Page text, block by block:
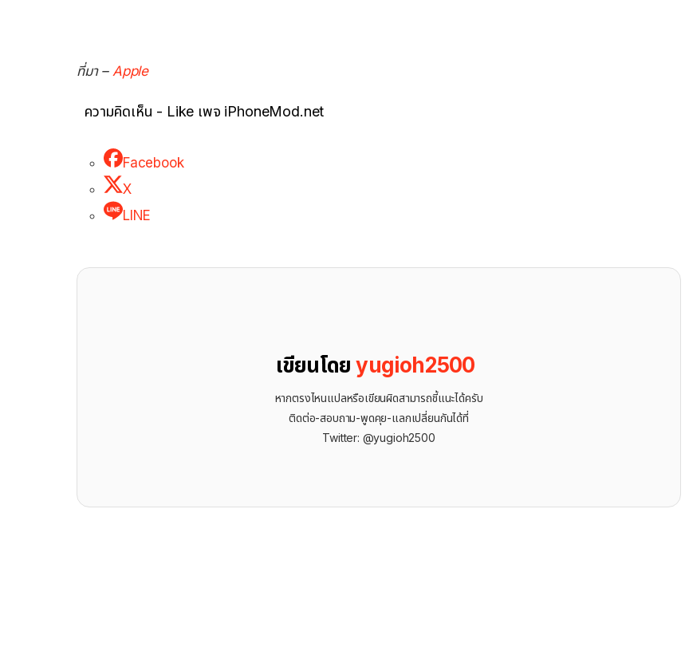
ที่มา – Apple
ความคิดเห็น - Like เพจ iPhoneMod.net
Facebook
X
LINE
เขียนโดยyugioh2500
หากตรงไหนแปลหรือเขียนผิดสามารถชี้แนะได้ครับ
ติดต่อ-สอบถาม-พูดคุย-แลกเปลี่ยนกันได้ที่
Twitter: @yugioh2500